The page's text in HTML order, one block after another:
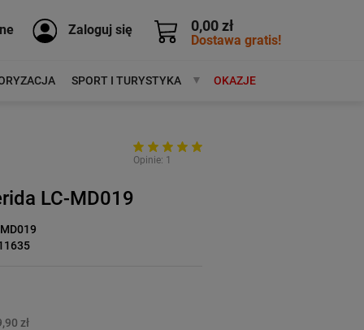
0,00 zł
Dostawa gratis!
Zaloguj się
SPORT I TURYSTYKA MARKIOKAZJE
Opinie: 1
LC-MD019
zł